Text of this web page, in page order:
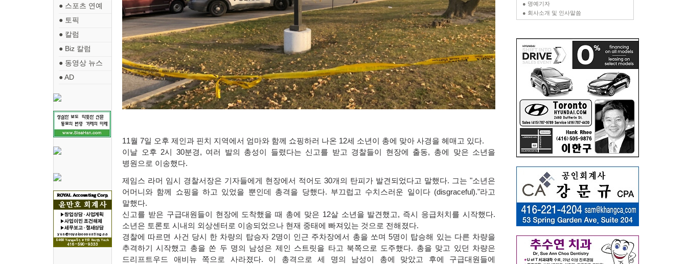
● 스포츠 연예
● 토픽
● 칼럼
● Biz 칼럼
● 동영상 뉴스
● AD
11월 7일 오후 제인과 핀치 지역에서 엄마와 함께 쇼핑하러 나온 12세 소년이 총에 맞아 사경을 헤매고 있다.
이날 오후 2시 30분경, 여러 발의 총성이 들렸다는 신고를 받고 경찰들이 현장에 출동, 총에 맞은 소년을
병원으로 이송했다.
제임스 라머 임시 경찰서장은 기자들에게 현장에서 적어도 30개의 탄피가 발견되었다고 말했다. 그는 "소년은
어머니와 함께 쇼핑을 하고 있었을 뿐인데 총격을 당했다. 부끄럽고 수치스러운 일이다(disgraceful)."라고
말했다.
신고를 받은 구급대원들이 현장에 도착했을 때 총에 맞은 12살 소년을 발견했고, 즉시 응급처치를 시작했다.
소년은 토론토 시내의 외상센터로 이송되었으나 현재 중태에 빠져있는 것으로 전해졌다.
경찰에 따르면 사건 당시 한 차량의 탑승자2명이 인근 주차장에서 총을 쏘며 5명이 탑승해 있는 다른 차량을
추격하기 시작했고 총을 쏜 두 명의 남성은 제인 스트릿을 타고 북쪽으로 도주했다. 총을 맞고 있던 차량은
드리프트우드 애비뉴 쪽으로 사라졌다. 이 총격으로 세 명의 남성이 총에 맞았고 후에 구급대원들에
● 명예기자
● 회사소개 및 인사말씀